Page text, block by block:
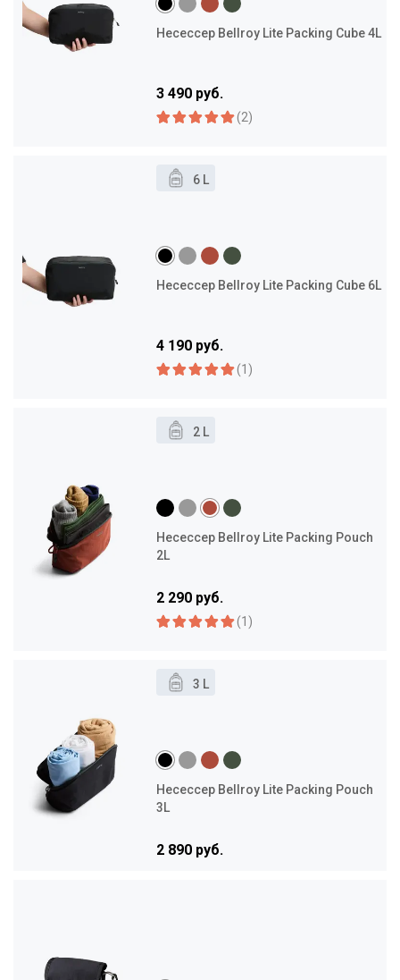
Несессер Bellroy Lite Packing Cube 4L
3 490 руб.
(2)
6 L
Несессер Bellroy Lite Packing Cube 6L
4 190 руб.
(1)
2 L
Несессер Bellroy Lite Packing Pouch
2L
2 290 руб.
(1)
3 L
Несессер Bellroy Lite Packing Pouch
3L
2 890 руб.